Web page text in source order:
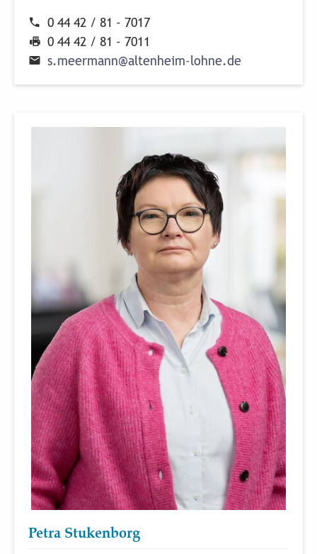
0 44 42 / 81 - 7017
0 44 42 / 81 - 7011
s.meermann@altenheim-lohne.de
Petra Stukenborg